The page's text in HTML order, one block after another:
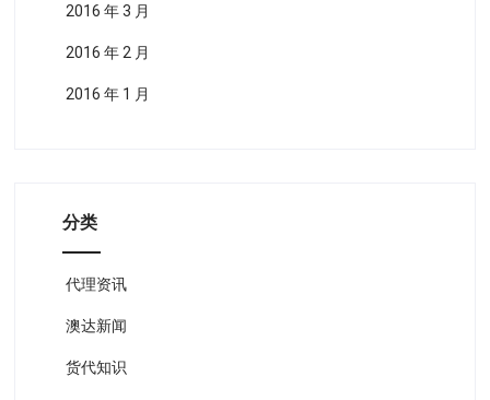
2016 年 3 月
2016 年 2 月
2016 年 1 月
分类
代理资讯
澳达新闻
货代知识